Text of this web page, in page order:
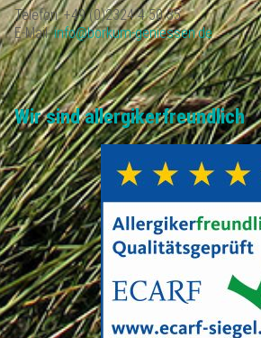
Telefon: +49 (0)2324 4 50 35
E-Mail:info@borkum-geniessen.de
Wir sind allergikerfreundlich